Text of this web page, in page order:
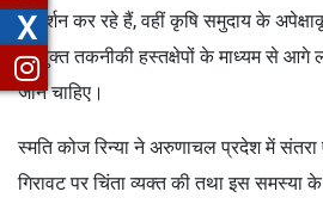
प्रदर्शन कर रहे हैं, वहीं कृषि समुदाय के
उपयुक्त तकनीकी हस्तक्षेपों के माध्यम से आगे
जाने चाहिए।
स्मति कोज रिन्या ने अरुणाचल प्रदेश में संतरा
गिरावट पर चिंता व्यक्त की तथा इस समस्या
X